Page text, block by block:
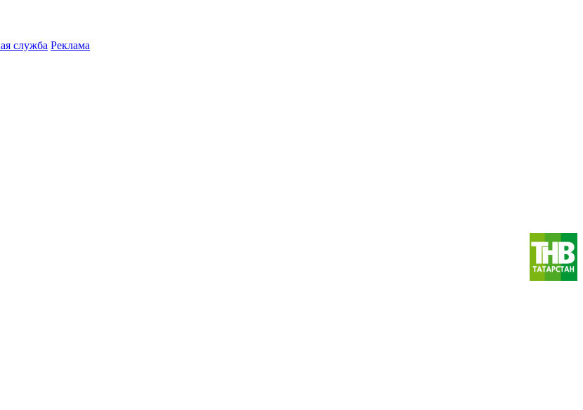
служба Реклама